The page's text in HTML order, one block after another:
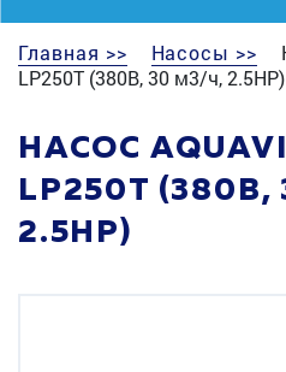
Главная >> Насосы >>
LP250T (380В, 30 м3/ч, 2.5НР)
НАСОС
LP250T
2.5НР)